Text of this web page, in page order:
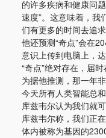
的许多疾病和健康问
速度”。这意味着，我
们有更多的时间去追
他还预测“奇点”会在
意识上传到电脑上，
“奇点”绝对存在，届
为据他推测，那一年
今天所有人类智能总
库兹韦尔认为我们就
库兹韦尔称，我们正
体内被称为基因的